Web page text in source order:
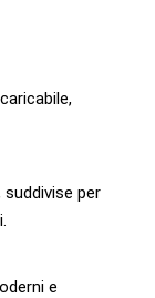
suddivise per
e